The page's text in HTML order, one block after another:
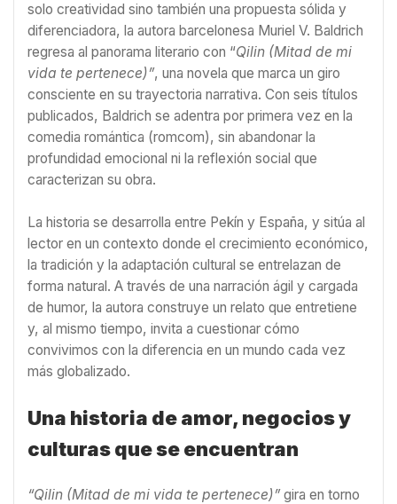
solo creatividad sino también una propuesta sólida y
diferenciadora, la autora barcelonesa Muriel V. Baldrich
regresa al panorama literario con “Qilin (Mitad de mi
vida te pertenece)”, una novela que marca un giro
consciente en su trayectoria narrativa. Con seis títulos
publicados, Baldrich se adentra por primera vez en la
comedia romántica (romcom), sin abandonar la
profundidad emocional ni la reflexión social que
caracterizan su obra.
La historia se desarrolla entre Pekín y España, y sitúa al
lector en un contexto donde el crecimiento económico,
la tradición y la adaptación cultural se entrelazan de
forma natural. A través de una narración ágil y cargada
de humor, la autora construye un relato que entretiene
y, al mismo tiempo, invita a cuestionar cómo
convivimos con la diferencia en un mundo cada vez
más globalizado.
Una historia de amor, negocios y
culturas que se encuentran
“Qilin (Mitad de mi vida te pertenece)”gira en torno